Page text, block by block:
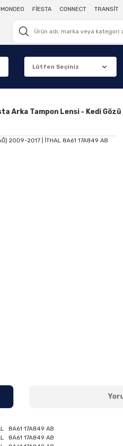
MONDEO FİESTA CONNECT TRANSİT
Arka Tampon Lensi - Kedi
8A61 17A849 AB
8A61 17A849 AB